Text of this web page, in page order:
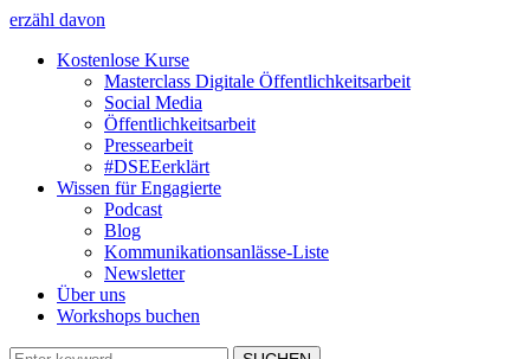
erzähl davon
Kostenlose Kurse
Masterclass Digitale Öffentlichkeitsarbeit
Social Media
Öffentlichkeitsarbeit
Pressearbeit
#DSEEerklärt
Wissen für Engagierte
Podcast
Blog
Kommunikationsanlässe-Liste
Newsletter
Über uns
Workshops buchen